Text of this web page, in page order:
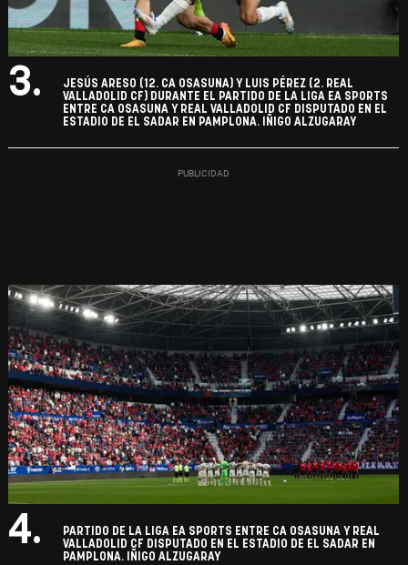
3.
JESÚS ARESO (12. CA OSASUNA) Y LUIS PÉREZ (2. REAL
VALLADOLID CF) DURANTE EL PARTIDO DE LA LIGA EA SPORTS
ENTRE CA OSASUNA Y REAL VALLADOLID CF DISPUTADO EN EL
ESTADIO DE EL SADAR EN PAMPLONA. IÑIGO ALZUGARAY
4.
PARTIDO DE LA LIGA EA SPORTS ENTRE CA OSASUNA Y REAL
VALLADOLID CF DISPUTADO EN EL ESTADIO DE EL SADAR EN
PAMPLONA. IÑIGO ALZUGARAY